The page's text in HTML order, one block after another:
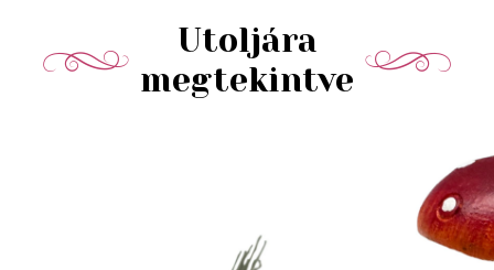
Utoljára
megtekintve